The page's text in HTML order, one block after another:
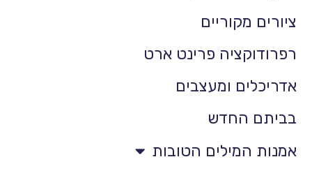
ציורים מקוריים
רפרודוקציה פרינט ארט
אדריכלים ומעצבים
בביתם החדש
אמנות המילים הטובות